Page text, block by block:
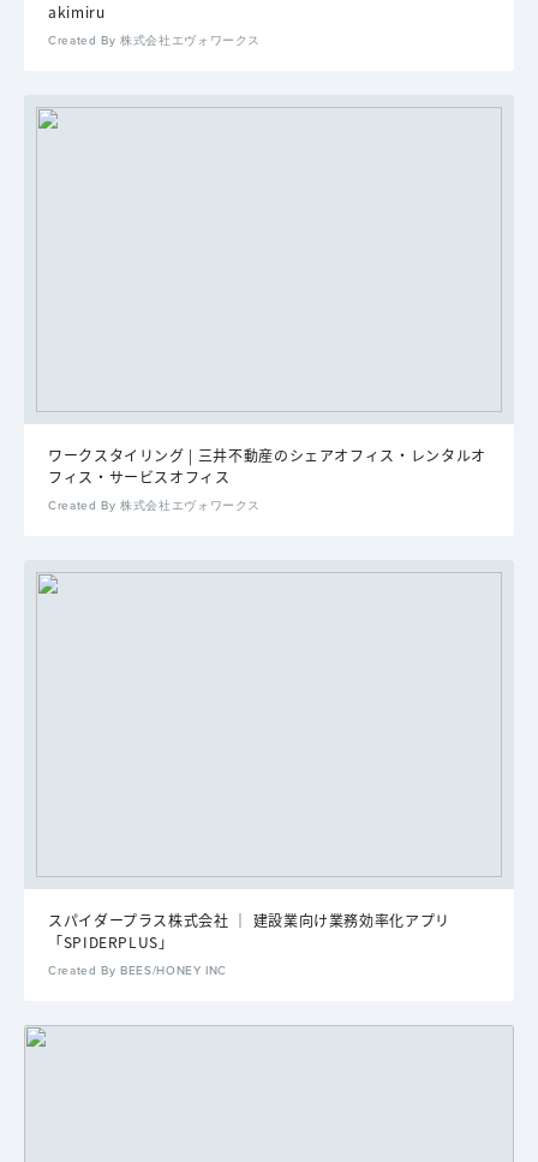
akimiru
Created By 株式会社エヴォワークス
ワークスタイリング | 三井不動産のシェアオフィス・レンタルオ
フィス・サービスオフィス
Created By 株式会社エヴォワークス
スパイダープラス株式会社 ｜ 建設業向け業務効率化アプリ
「SPIDERPLUS」
Created By BEES/HONEY INC